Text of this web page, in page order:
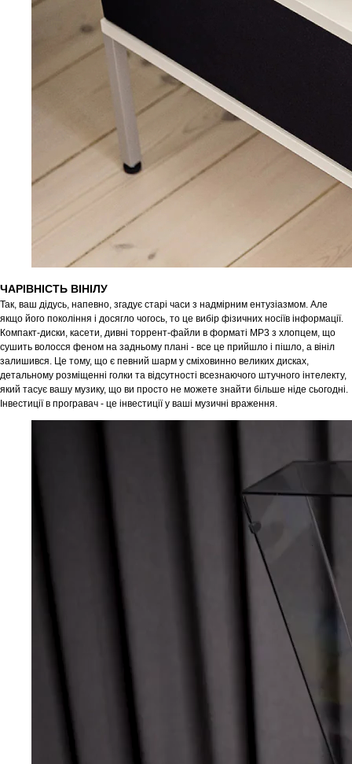
ЧАРІВНІСТЬ ВІНІЛУ
Так, ваш дідусь, напевно, згадує старі часи з надмірним ентузіазмом. Але
якщо його покоління і досягло чогось, то це вибір фізичних носіїв інформації.
Компакт-диски, касети, дивні торрент-файли в форматі MP3 з хлопцем, що
сушить волосся феном на задньому плані - все це прийшло і пішло, а вініл
залишився. Це тому, що є певний шарм у сміховинно великих дисках,
детальному розміщенні голки та відсутності всезнаючого штучного інтелекту,
який тасує вашу музику, що ви просто не можете знайти більше ніде сьогодні.
Інвестиції в програвач - це інвестиції у ваші музичні враження.